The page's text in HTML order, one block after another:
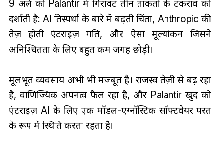
9 अप्रैल को Palantir में गिरावट तीन ताकतों के टकराव को
दर्शाती है: AI प्रतिस्पर्धा के बारे में बढ़ती चिंता, Anthropic की
तेज़ होती एंटरप्राइज़ गति, और ऐसा मूल्यांकन जिसने
अनिश्चितता के लिए बहुत कम जगह छोड़ी।
मूलभूत व्यवसाय अभी भी मजबूत है। राजस्व तेज़ी से बढ़ रहा
है, वाणिज्यिक अपनत्व फैल रहा है, और Palantir खुद को
एंटरप्राइज़ AI के लिए एक मॉडल-एग्नॉस्टिक सॉफ्टवेयर परत
के रूप में स्थिति करता रहता है।